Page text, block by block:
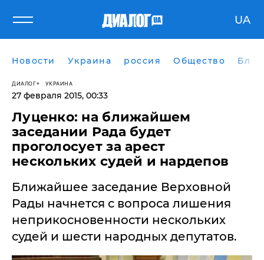
UA
Новости Украина россия Общество
ДИАЛОГ УКРАИНА
27 февраля 2015, 00:33
Луценко: на ближайшем
заседании Рада будет
проголосует за арест
нескольких судей и нардепов
Ближайшее заседание Верховной
Рады начнется с вопроса лишения
неприкосновенности нескольких
судей и шести народных депутатов.